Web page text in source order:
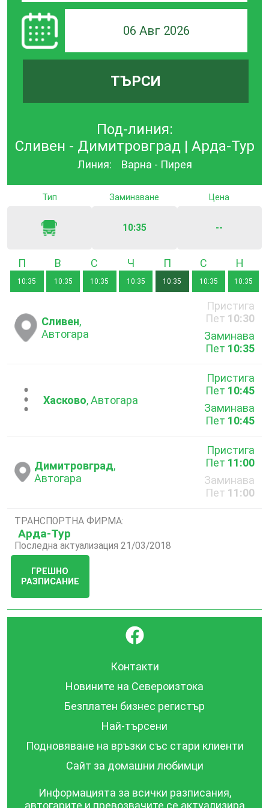
06 Авг 2026
ТЪРСИ
Под-линия:
Сливен - Димитровград | Арда-Тур
Линия: Варна - Пирея
Тип Заминаване
10:35
Цена
--
Понеделник
10:35
Вторник
10:35 10:35
Четвъртък
10:35 10:35
Събота
10:35 10:35
Сливен,
Автогара
Пристига
Пет 10:30
Заминава
Пет 10:35
...Хасково, Автогара
Пристига
Пет 10:45
Заминава
Пет 10:45
Димитровград,
Автогара
Пристига
Пет 11:00
Заминава
Пет 11:00
ТРАНСПОРТНА ФИРМА:
Арда-Тур
Последна актуализация 21/03/2018
ГРЕШНО
РАЗПИСАНИЕ
}
Контакти
Новините на Североизтока
Безплатен бизнес регистър
Най-търсени
Подновяване на връзки със стари клиенти
Сайт за домашни любимци
Информацията за всички разписания,
автогарите и превозвачите се актуализира